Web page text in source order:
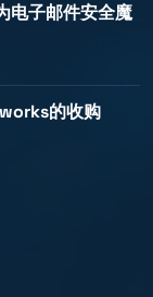
电子邮件安全魔
的收购